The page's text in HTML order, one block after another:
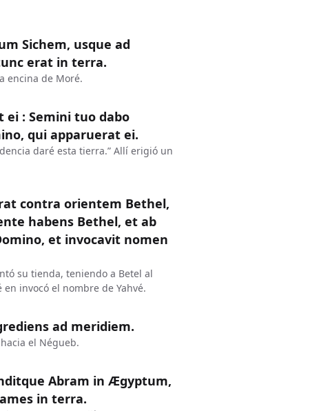
Sichem, usque ad
erat in terra.
encina de Moré.
: Semini tuo dabo
qui apparuerat ei.
daré esta tierra.” Allí erigió un
contra orientem Bethel,
habens Bethel, et ab
et invocavit nomen
su tienda, teniendo a Betel al
invocó el nombre de Yahvé.
ad meridiem.
el Négueb.
Abram in Ægyptum,
in terra.